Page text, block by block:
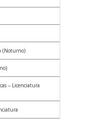
(Noturno)
– Licenciatura